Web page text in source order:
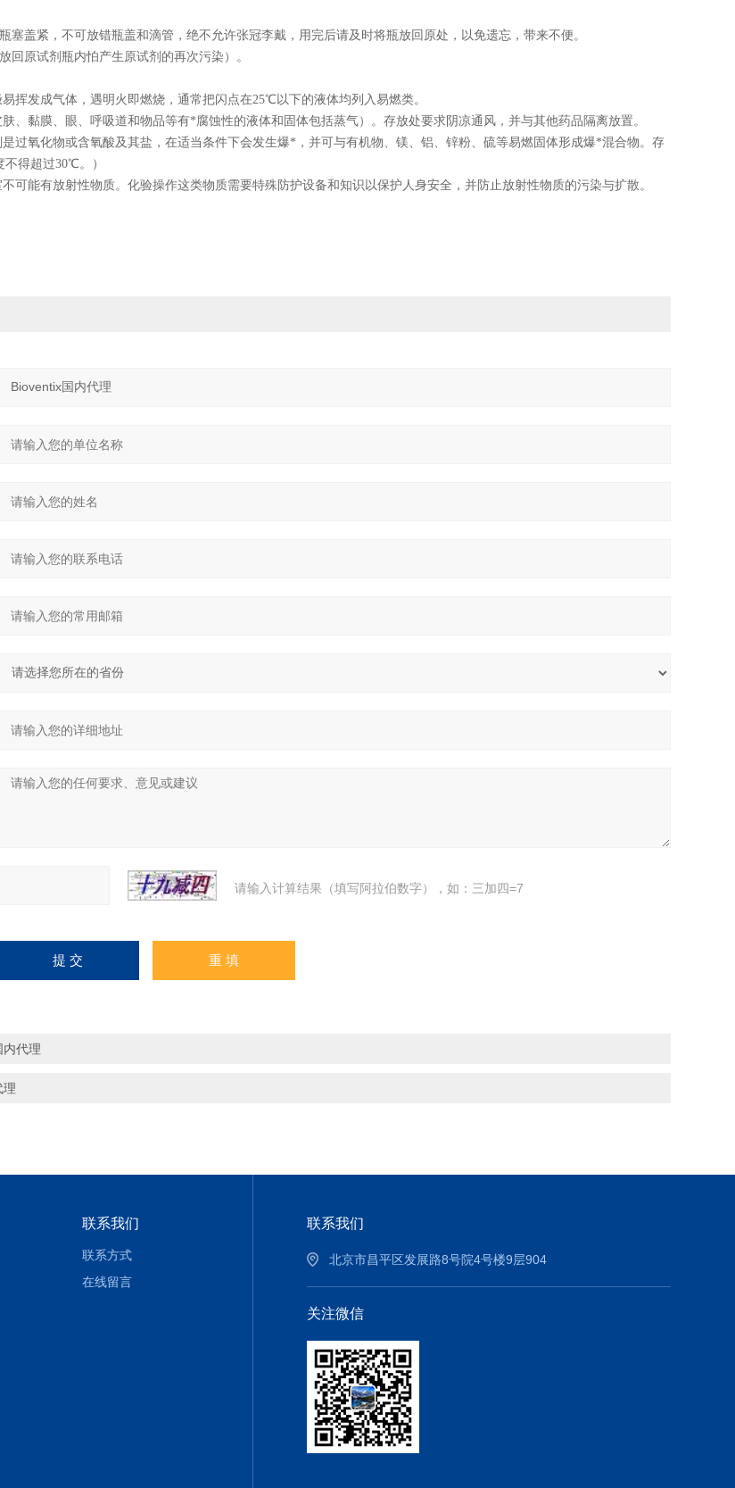
塞盖紧，不可放错瓶盖和滴管，绝不允许张冠李戴，用完后请及时将瓶放回原处，以免遗忘，带来不便。
回原试剂瓶内怕产生原试剂的再次污染）。
挥发成气体，遇明火即燃烧，通常把闪点在25℃以下的液体均列入易燃类。
、黏膜、眼、呼吸道和物品等有*腐蚀性的液体和固体包括蒸气）。存放处要求阴凉通风，并与其他药品隔离放置。
过氧化物或含氧酸及其盐，在适当条件下会发生爆*，并可与有机物、镁、铝、锌粉、硫等易燃固体形成爆*混合物。存
得超过30℃。）
可能有放射性物质。化验操作这类物质需要特殊防护设备和知识以保护人身安全，并防止放射性物质的污染与扩散。
请输入计算结果（填写阿拉伯数字），如：三加四=7
内代理
理
联系我们
联系方式
在线留言
联系我们
北京市昌平区发展路8号院4号楼9层904
关注微信